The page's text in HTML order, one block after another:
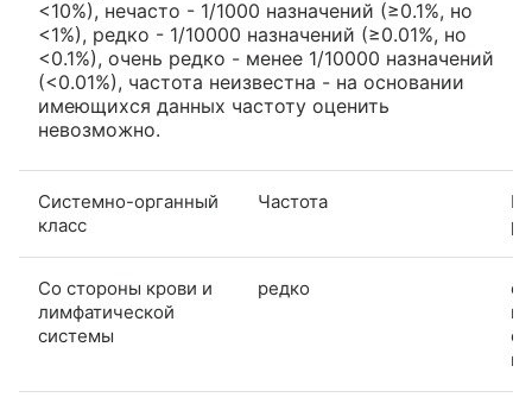
<10%), нечасто - 1/1000 назначений (≥0.1%, но
<1%), редко - 1/10000 назначений (≥0.01%, но
<0.1%), очень редко - менее 1/10000 назначений
(<0.01%), частота неизвестна - на основании
имеющихся данных частоту оценить
невозможно.
Системно-органный
класс
Частота
Со стороны крови и
лимфатической
системы
редко